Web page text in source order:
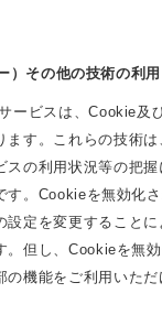
）その他の技術の利用
ービスは、Cookie及
ます。これらの技術は
スの利用状況等の把
す。Cookieを無効化
設定を変更すること
。但し、Cookieを無
の機能をご利用いた